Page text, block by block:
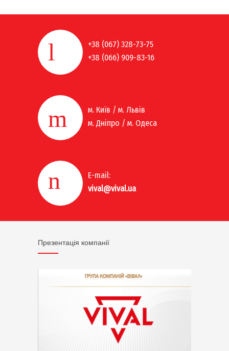
+38 (067) 328-73-75
+38 (066) 909-83-16
м. Київ / м. Львів
м. Дніпро / м. Одеса
E-mail:
vival@vival.ua
Презентація компанії